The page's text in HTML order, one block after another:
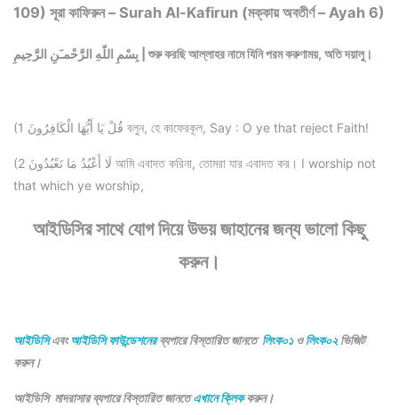
109) সূরা কাফিরুন – Surah Al-Kafirun (মক্কায় অবতীর্ণ – Ayah 6)
بِسْمِ اللّهِ الرَّحْمـَنِ الرَّحِيمِ | শুরু করছি আল্লাহর নামে যিনি পরম করুণাময়, অতি দয়ালু।
(1 قُلْ يَا أَيُّهَا الْكَافِرُونَ বলুন, হে কাফেরকূল, Say : O ye that reject Faith!
(2 لَا أَعْبُدُ مَا تَعْبُدُونَ আমি এবাদত করিনা, তোমরা যার এবাদত কর। I worship not
that which ye worship,
আইডিসির সাথে যোগ দিয়ে উভয় জাহানের জন্য ভালো কিছু
করুন।
আইডিসিএবংআইডিসি ফাউন্ডেশনেরব্যপারে বিস্তারিত জানতে লিংক০১ওলিংক০২ ভিজিট
করুন।
আইডিসি মাদরাসার ব্যপারে বিস্তারিত জানতেএখানে ক্লিককরুন।